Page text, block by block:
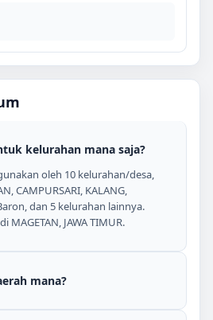
kelurahan mana saja?
oleh 10 kelurahan/desa,
CAMPURSARI, KALANG,
dan 5 kelurahan lainnya.
MAGETAN, JAWA TIMUR.
mana?